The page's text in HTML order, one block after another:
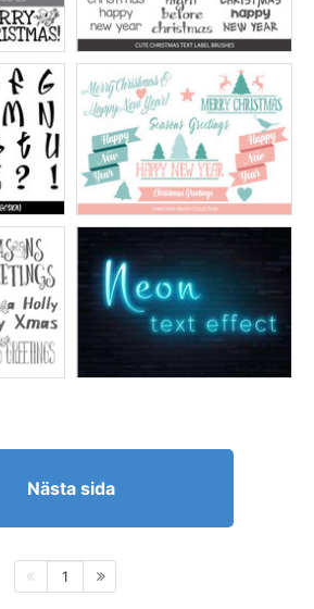
Nästa sida
1